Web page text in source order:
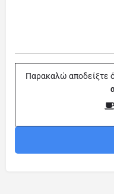
Παρακαλώ αποδείξτε